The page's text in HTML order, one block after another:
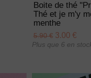
Boite de thé
Thé et je m'y
menthe
5.90 €3.00 €
Plus que 6 en